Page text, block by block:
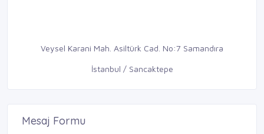
Veysel Karani Mah. Asiltürk Cad. No:7 Samandıra
İstanbul / Sancaktepe
Mesaj Formu